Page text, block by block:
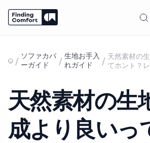
content
/ ソファカバ
ーガイド
/ 生地お手入
れガイド
/ 天然素材の
てホント？
天然素材の生
成より良いっ